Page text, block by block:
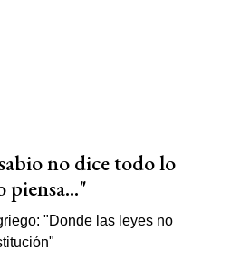
no dice todo lo
piensa..."